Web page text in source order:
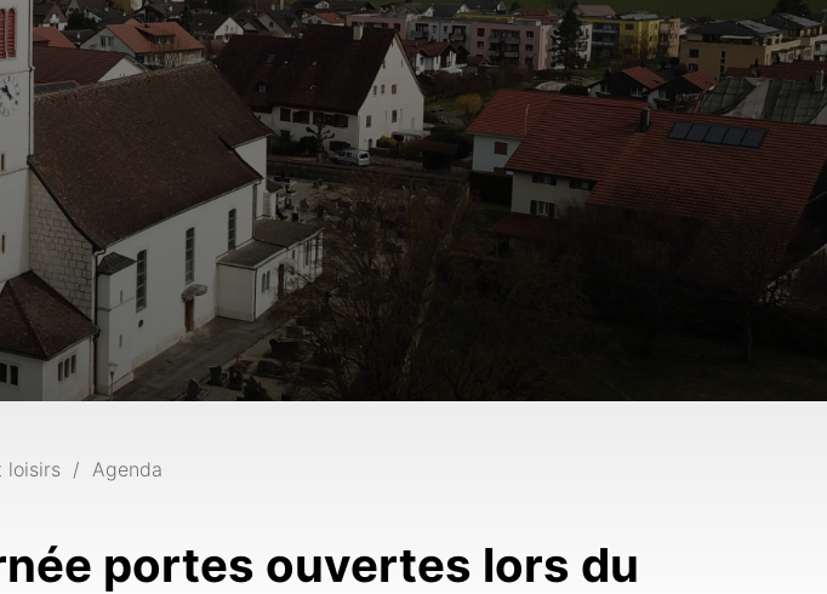
loisirs Agenda
portes ouvertes lors du